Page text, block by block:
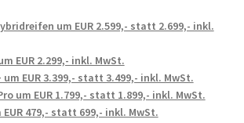
um EUR 2.599,- statt 2.699,- inkl.
EUR 2.299,- inkl. MwSt.
um EUR 3.399,- statt 3.499,- inkl. MwSt.
um EUR 1.799,- statt 1.899,- inkl. MwSt.
479,- statt 699,- inkl. MwSt.